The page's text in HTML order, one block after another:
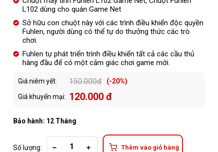
L102 dùng cho quán Game Net
Sở hữu con chuột này với các trình điều khiển độc quyền
Fuhlen, người dùng có thể tự do thưởng thức các trò
chơi.
Fuhlen tự phát triển trình điều khiển tất cả các cầu thủ
hàng đầu để có một cảm giác chơi game mới.
Giá niêm yết: 150.000đ
(-20%)
Giá khuyến mại: 120.000 đ
Bảo hành: 12 Tháng
Số lượng: Thêm vào giỏ hàng